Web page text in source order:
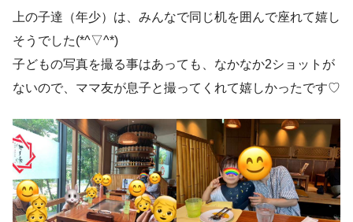
上の子達（年少）は、みんなで同じ机を囲んで座れて嬉し
そうでした(*^▽^*)
子どもの写真を撮る事はあっても、なかなか2ショットが
ないので、ママ友が息子と撮ってくれて嬉しかったです♡